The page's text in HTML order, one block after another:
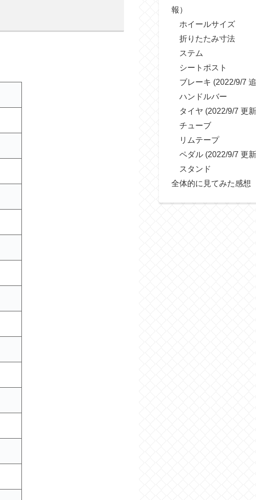
報）
ホイールサイズ
折りたたみ寸法
ステム
シートポスト
ブレーキ (2022/9/7
ハンドルバー
タイヤ (2022/9/7 更
チューブ
リムテープ
ペダル (2022/9/7 更
スタンド
全体的に見てみた感想